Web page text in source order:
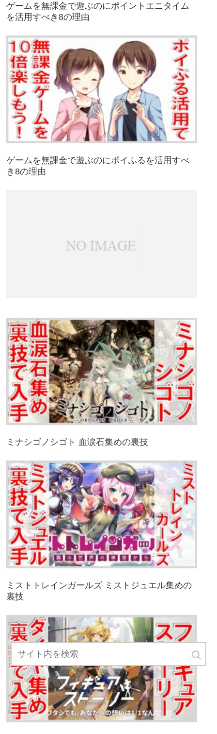
ゲームを無課金で遊ぶのにポイントエニタイム
を活用すべき8の理由
ゲームを無課金で遊ぶのにポイふるを活用すべ
き8の理由
ミナシゴノシゴト 血涙石集めの裏技
ミストトレインガールズ ミストジュエル集めの
裏技